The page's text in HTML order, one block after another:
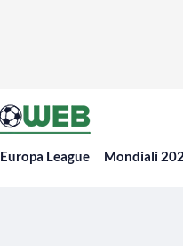
Europa League Mondiali